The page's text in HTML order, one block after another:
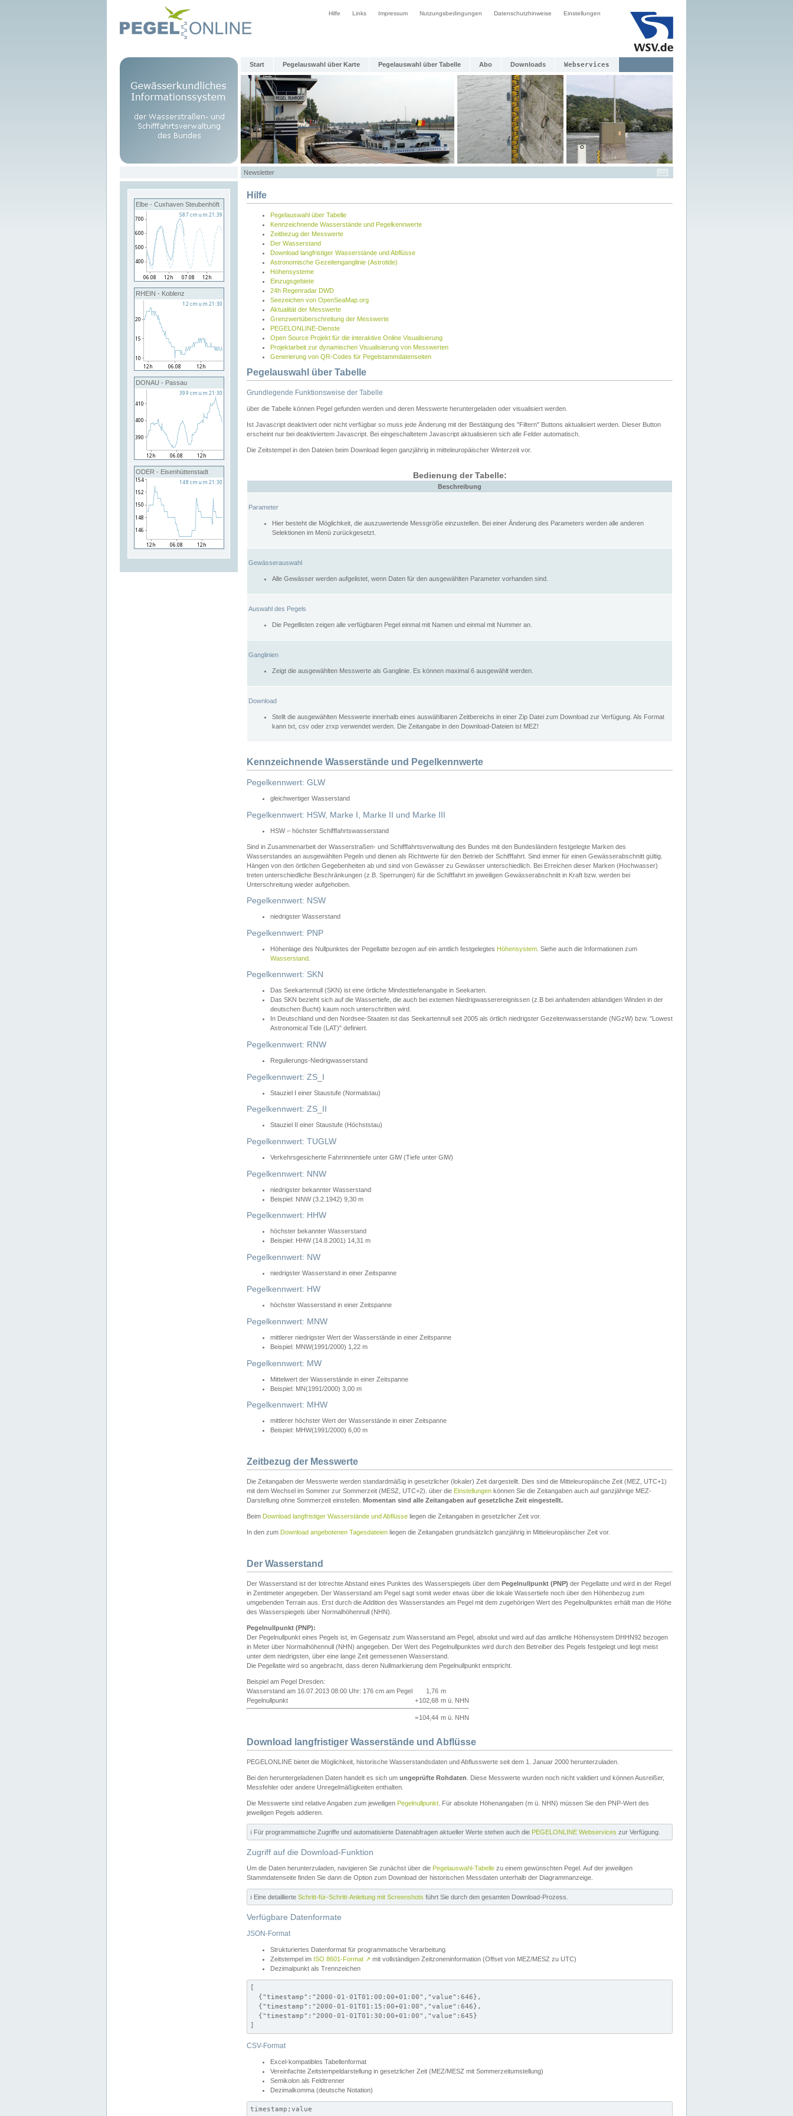
Hilfe Links Impressum Nutzungsbedingungen Datenschutzhinweise Einstellungen
Start Pegelauswahl über Karte Pegelauswahl über Tabelle Abo Downloads Webservices
Newsletter
Elbe - Cuxhaven Steubenhöft
RHEIN - Koblenz
DONAU - Passau
ODER - Eisenhüttenstadt
Hilfe
Pegelauswahl über Tabelle
Kennzeichnende Wasserstände und Pegelkennwerte
Zeitbezug der Messwerte
Der Wasserstand
Download langfristiger Wasserstände und Abflüsse
Astronomische Gezeitenganglinie (Astrotide)
Höhensysteme
Einzugsgebiete
24h Regenradar DWD
Seezeichen von OpenSeaMap.org
Aktualität der Messwerte
Grenzwertüberschreitung der Messwerte
PEGELONLINE-Dienste
Open Source Projekt für die interaktive Online Visualisierung
Projektarbeit zur dynamischen Visualisierung von Messwerten
Generierung von QR-Codes für Pegelstammdatenseiten
Pegelauswahl über Tabelle
Grundlegende Funktionsweise der Tabelle
über die Tabelle können Pegel gefunden werden und deren Messwerte heruntergeladen oder visualisiert werden.
Ist Javascript deaktiviert oder nicht verfügbar so muss jede Änderung mit der Bestätigung des "Filtern" Buttons aktualisiert werden. Dieser Button
erscheint nur bei deaktiviertem Javascript. Bei eingeschaltetem Javascript aktualisieren sich alle Felder automatisch.
Die Zeitstempel in den Dateien beim Download liegen ganzjährig in mitteleuropäischer Winterzeit vor.
Bedienung der Tabelle:
Beschreibung
Parameter
Hier besteht die Möglichkeit, die auszuwertende Messgröße einzustellen. Bei einer Änderung des Parameters werden alle anderen
Selektionen im Menü zurückgesetzt.
Gewässerauswahl
Alle Gewässer werden aufgelistet, wenn Daten für den ausgewählten Parameter vorhanden sind.
Auswahl des Pegels
Die Pegellisten zeigen alle verfügbaren Pegel einmal mit Namen und einmal mit Nummer an.
Ganglinien
Zeigt die ausgewählten Messwerte als Ganglinie. Es können maximal 6 ausgewählt werden.
Download
Stellt die ausgewählten Messwerte innerhalb eines auswählbaren Zeitbereichs in einer Zip Datei zum Download zur Verfügung. Als Format
kann txt, csv oder zrxp verwendet werden. Die Zeitangabe in den Download-Dateien ist MEZ!
Kennzeichnende Wasserstände und Pegelkennwerte
Pegelkennwert: GLW
gleichwertiger Wasserstand
Pegelkennwert: HSW, Marke I, Marke II und Marke III
HSW – höchster Schifffahrtswasserstand
Sind in Zusammenarbeit der Wasserstraßen- und Schifffahrtsverwaltung des Bundes mit den Bundesländern festgelegte Marken des
Wasserstandes an ausgewählten Pegeln und dienen als Richtwerte für den Betrieb der Schifffahrt. Sind immer für einen Gewässerabschnitt gültig.
Hängen von den örtlichen Gegebenheiten ab und sind von Gewässer zu Gewässer unterschiedlich. Bei Erreichen dieser Marken (Hochwasser)
treten unterschiedliche Beschränkungen (z.B. Sperrungen) für die Schifffahrt im jeweiligen Gewässerabschnitt in Kraft bzw. werden bei
Unterschreitung wieder aufgehoben.
Pegelkennwert: NSW
niedrigster Wasserstand
Pegelkennwert: PNP
Höhenlage des Nullpunktes der Pegellatte bezogen auf ein amtlich festgelegtes Höhensystem . Siehe auch die Informationen zum
Wasserstand
Pegelkennwert: SKN
Das Seekartennull (SKN) ist eine örtliche Mindesttiefenangabe in Seekarten.
Das SKN bezieht sich auf die Wassertiefe, die auch bei extemen Niedrigwasserereignissen (z.B bei anhaltenden ablandigen Winden in der
deutschen Bucht) kaum noch unterschritten wird.
In Deutschland und den Nordsee-Staaten ist das Seekartennull seit 2005 als örtlich niedrigster Gezeitenwasserstande (NGzW) bzw. "Lowest
Astronomical Tide (LAT)" definiert.
Pegelkennwert: RNW
Regulierungs-Niedrigwasserstand
Pegelkennwert: ZS_I
Stauziel I einer Staustufe (Normalstau)
Pegelkennwert: ZS_II
Stauziel II einer Staustufe (Höchststau)
Pegelkennwert: TUGLW
Verkehrsgesicherte Fahrrinnentiefe unter GlW (Tiefe unter GlW)
Pegelkennwert: NNW
niedrigster bekannter Wasserstand
Beispiel: NNW (3.2.1942) 9,30 m
Pegelkennwert: HHW
höchster bekannter Wasserstand
Beispiel: HHW (14.8.2001) 14,31 m
Pegelkennwert: NW
niedrigster Wasserstand in einer Zeitspanne
Pegelkennwert: HW
höchster Wasserstand in einer Zeitspanne
Pegelkennwert: MNW
mittlerer niedrigster Wert der Wasserstände in einer Zeitspanne
Beispiel: MNW(1991/2000) 1,22 m
Pegelkennwert: MW
Mittelwert der Wasserstände in einer Zeitspanne
Beispiel: MN(1991/2000) 3,00 m
Pegelkennwert: MHW
mittlerer höchster Wert der Wasserstände in einer Zeitspanne
Beispiel: MHW(1991/2000) 6,00 m
Zeitbezug der Messwerte
Die Zeitangaben der Messwerte werden standardmäßig in gesetzlicher (lokaler) Zeit dargestellt. Dies sind die Mitteleuropäische Zeit (MEZ, UTC+1)
mit dem Wechsel im Sommer zur Sommerzeit (MESZ, UTC+2). über die Einstellungen können Sie die Zeitangaben auch auf ganzjährige MEZ-
Darstellung ohne Sommerzeit einstellen. Momentan sind alle Zeitangaben auf gesetzliche Zeit eingestellt.
Beim Download langfristiger Wasserstände und Abflüsse liegen die Zeitangaben in gesetzlicher Zeit vor.
In den zum Download angebotenen Tagesdateien liegen die Zeitangaben grundsätzlich ganzjährig in Mitteleuropäischer Zeit vor.
Der Wasserstand
Der Wasserstand ist der lotrechte Abstand eines Punktes des Wasserspiegels über dem Pegelnullpunkt (PNP) der Pegellatte und wird in der Regel
in Zentimeter angegeben. Der Wasserstand am Pegel sagt somit weder etwas über die lokale Wassertiefe noch über den Höhenbezug zum
umgebenden Terrain aus. Erst durch die Addition des Wasserstandes am Pegel mit dem zugehörigen Wert des Pegelnullpunktes erhält man die Höhe
des Wasserspiegels über Normalhöhennull (NHN).
Pegelnullpunkt (PNP):
Der Pegelnullpunkt eines Pegels ist, im Gegensatz zum Wasserstand am Pegel, absolut und wird auf das amtliche Höhensystem DHHN92 bezogen
in Meter über Normalhöhennull (NHN) angegeben. Der Wert des Pegelnullpunktes wird durch den Betreiber des Pegels festgelegt und liegt meist
unter dem niedrigsten, über eine lange Zeit gemessenen Wasserstand.
Die Pegellatte wird so angebracht, dass deren Nullmarkierung dem Pegelnullpunkt entspricht.
Beispiel am Pegel Dresden:
Wasserstand am 16.07.2013 08:00 Uhr: 176 cm am Pegel
1,76 m
Pegelnullpunkt
+102,68 m ü. NHN
=104,44 m ü. NHN
Download langfristiger Wasserstände und Abflüsse
PEGELONLINE bietet die Möglichkeit, historische Wasserstandsdaten und Abflusswerte seit dem 1. Januar 2000 herunterzuladen.
Bei den heruntergeladenen Daten handelt es sich um ungeprüfte Rohdaten . Diese Messwerte wurden noch nicht validiert und können Ausreißer,
Messfehler oder andere Unregelmäßigkeiten enthalten.
Die Messwerte sind relative Angaben zum jeweiligen Pegelnullpunkt . Für absolute Höhenangaben (m ü. NHN) müssen Sie den PNP-Wert des
jeweiligen Pegels addieren.
ℹ️ Für programmatische Zugriffe und automatisierte Datenabfragen aktueller Werte stehen auch die PEGELONLINE Webservices zur Verfügung.
Zugriff auf die Download-Funktion
Um die Daten herunterzuladen, navigieren Sie zunächst über die Pegelauswahl-Tabelle zu einem gewünschten Pegel. Auf der jeweiligen
Stammdatenseite finden Sie dann die Option zum Download der historischen Messdaten unterhalb der Diagrammanzeige.
ℹ️ Eine detaillierte Schritt-für-Schritt-Anleitung mit Screenshots führt Sie durch den gesamten Download-Prozess.
Verfügbare Datenformate
JSON-Format
Strukturiertes Datenformat für programmatische Verarbeitung
Zeitstempel im ISO 8601-Format ↗ mit vollständigen Zeitzoneninformation (Offset von MEZ/MESZ zu UTC)
Dezimalpunkt als Trennzeichen
[
  {"timestamp":"2000-01-01T01:00:00+01:00","value":646},
  {"timestamp":"2000-01-01T01:15:00+01:00","value":646},
  {"timestamp":"2000-01-01T01:30:00+01:00","value":645}
]
CSV-Format
Excel-kompatibles Tabellenformat
Vereinfachte Zeitstempeldarstellung in gesetzlicher Zeit (MEZ/MESZ mit Sommerzeitumstellung)
Semikolon als Feldtrenner
Dezimalkomma (deutsche Notation)
timestamp;value